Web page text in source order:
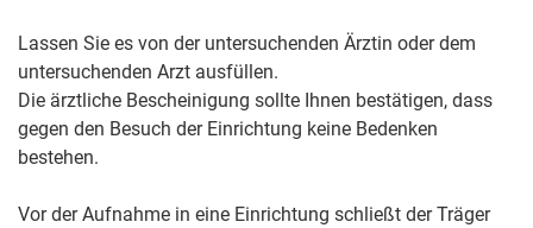
Lassen Sie es von der untersuchenden Ärztin oder dem
untersuchenden Arzt ausfüllen.
Die ärztliche Bescheinigung sollte Ihnen bestätigen, dass
gegen den Besuch der Einrichtung keine Bedenken
bestehen.
Vor der Aufnahme in eine Einrichtung schließt der Träger